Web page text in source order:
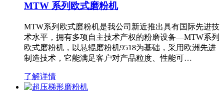
MTW 系列欧式磨粉机
MTW系列欧式磨粉机是我公司新近推出具有国际先进技
术水平，拥有多项自主技术产权的粉磨设备—MTW系列
欧式磨粉机，以悬辊磨粉机9518为基础，采用欧洲先进
制造技术，它能满足客户对产品粒度、性能可…
了解详情